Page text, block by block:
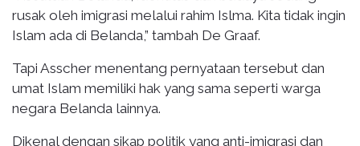
rusak oleh imigrasi melalui rahim Islma. Kita tidak ingin
Islam ada di Belanda,” tambah De Graaf.
Tapi Asscher menentang pernyataan tersebut dan
umat Islam memiliki hak yang sama seperti warga
negara Belanda lainnya.
Dikenal dengan sikap politik yang anti-imigrasi dan